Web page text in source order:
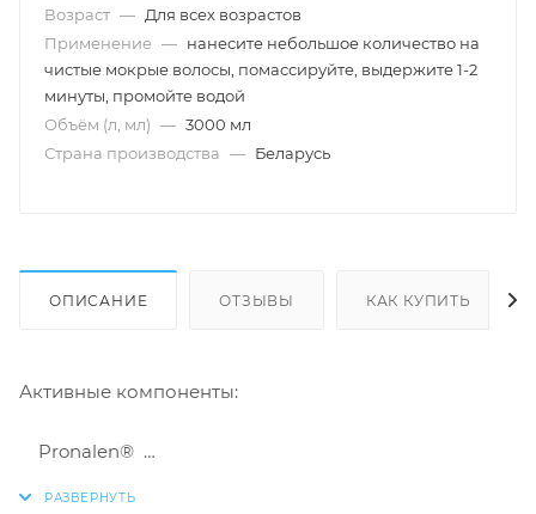
Возраст — Для всех возрастов
Применение — нанесите небольшое количество на
чистые мокрые волосы, помассируйте, выдержите 1-2
минуты, промойте водой
Объём (л, мл) — 3000 мл
Страна производства — Беларусь
ОПИСАНИЕ ОТЗЫВЫ КАК КУПИТЬ
Активные компоненты:
Pronalen®